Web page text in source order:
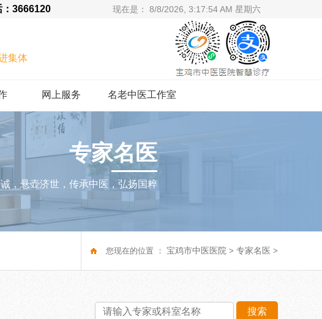
：3666120 现在是： 8/8/2026, 3:17:55 AM 星期六
集体
网上服务 名老中医工作室
专家名医
，悬壶济世，传承中医，弘扬国粹
您现在的位置 ： 宝鸡市中医医院 > 专家名医 >